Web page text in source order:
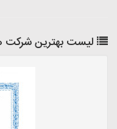
لیست بهترین شرکت